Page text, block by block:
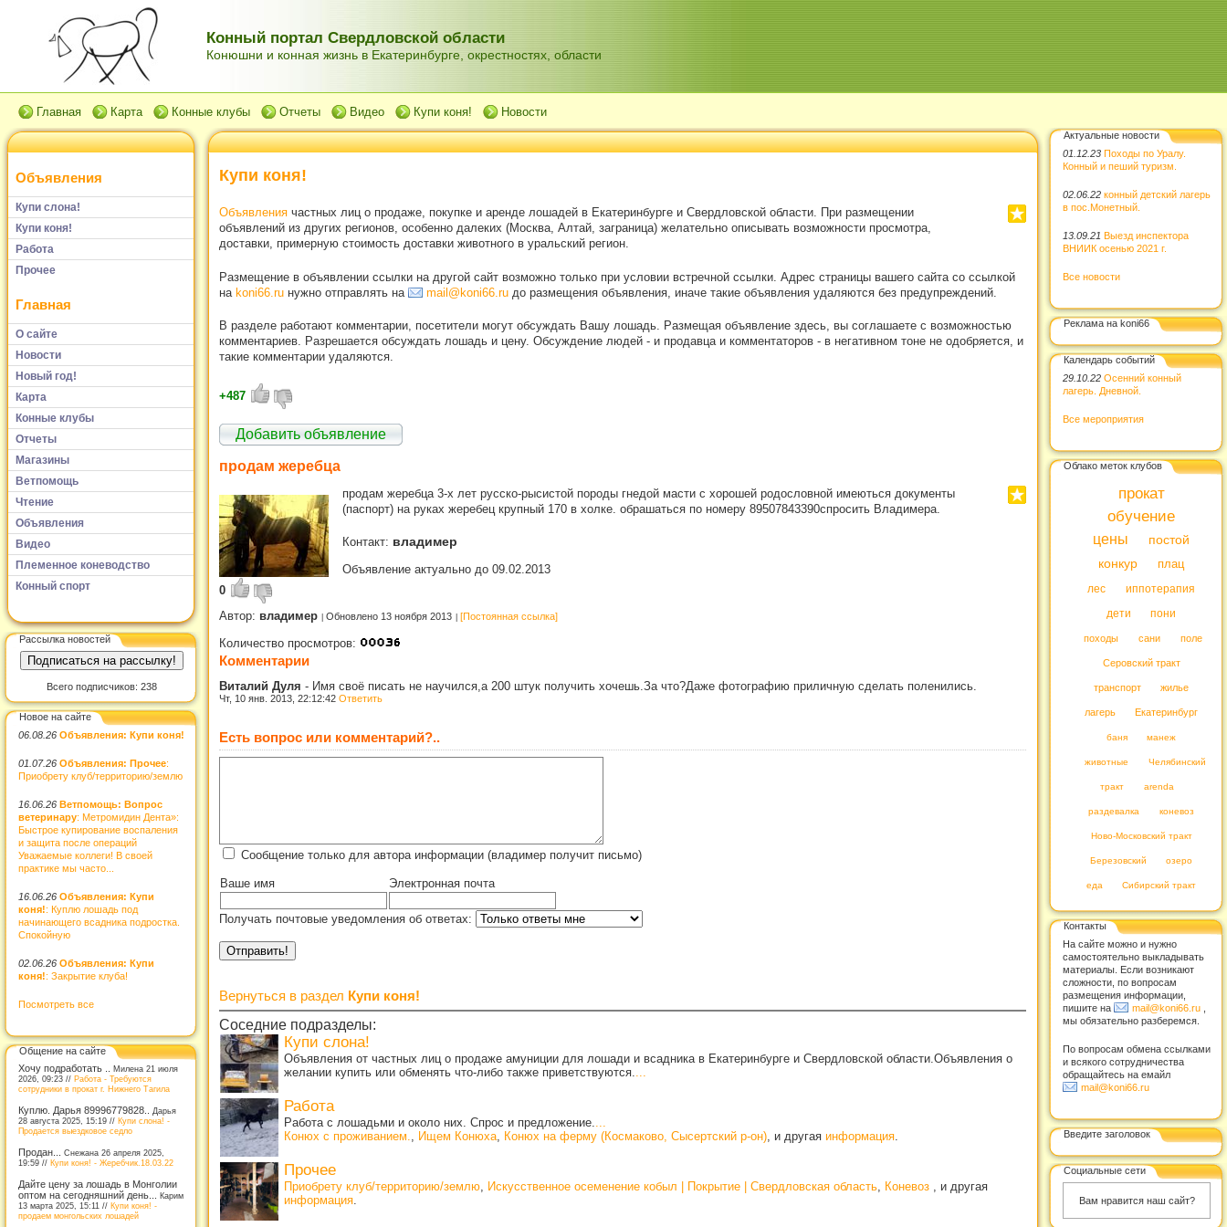
Конный портал Свердловской области
Конюшни и конная жизнь в Екатеринбурге, окрестностях, области
Главная Карта Конные клубы Отчеты Видео Купи коня! Новости
Объявления
Купи слона!
Купи коня!
Работа
Прочее
Главная
О сайте
Новости
Новый год!
Карта
Конные клубы
Отчеты
Магазины
Ветпомощь
Чтение
Объявления
Видео
Племенное коневодство
Конный спорт
Рассылка новостей
Всего подписчиков: 238
Новое на сайте
06.08.26 Объявления: Купи коня!
01.07.26 Объявления: Прочее:
Приобрету клуб/территорию/землю
16.06.26 Ветпомощь: Вопрос
ветеринару: Метромидин Дента»:
Быстрое купирование воспаления
и защита после операций
Уважаемые коллеги! В своей
практике мы часто...
16.06.26 Объявления: Купи
коня!: Куплю лошадь под
начинающего всадника подростка.
Спокойную
02.06.26 Объявления: Купи
коня!: Закрытие клуба!
Посмотреть все
Общение на сайте
Хочу подработать .. Милена 21 июля
2026, 09:23 // Работа - Требуются
сотрудники в прокат г. Нижнего Тагила
Куплю. Дарья 89996779828..
Дарья
28 августа 2025, 15:19 // Купи слона! -
Продается выездковое седло
Продан... Снежана 26 апреля 2025,
19:59 // Купи коня! - Жеребчик.18.03.22
Дайте цену за лошадь в Монголии
оптом на сегодняшний день... Карим
13 марта 2025, 15:11 // Купи коня! -
продаем монгольских лошадей
Купи коня!
Объявления частных лиц о продаже, покупке и аренде лошадей в Екатеринбурге и Свердловской области. При размещении
объявлений из других регионов, особенно далеких (Москва, Алтай, заграница) желательно описывать возможности просмотра,
доставки, примерную стоимость доставки животного в уральский регион.
Размещение в объявлении ссылки на другой сайт возможно только при условии встречной ссылки. Адрес страницы вашего сайта со ссылкой
на koni66.ru нужно отправлять на mail@koni66.ru до размещения объявления, иначе такие объявления удаляются без предупреждений.
В разделе работают комментарии, посетители могут обсуждать Вашу лошадь. Размещая объявление здесь, вы соглашаете с возможностью
комментариев. Разрешается обсуждать лошадь и цену. Обсуждение людей - и продавца и комментаторов - в негативном тоне не одобряется, и
такие комментарии удаляются.
+487
Добавить объявление
продам жеребца
продам жеребца 3-х лет русско-рысистой породы гнедой масти с хорошей родословной имеються документы
(паспорт) на руках жеребец крупный 170 в холке. обрашаться по номеру 89507843390спросить Владимера.
Контакт: владимер
Объявление актуально до 09.02.2013
0
Автор: владимер Обновлено 13 ноября 2013 [Постоянная ссылка]
Количество просмотров:
Комментарии
Виталий Дуля - Имя своё писать не научился,а 200 штук получить хочешь.За что?Даже фотографию приличную сделать поленились.
Чт, 10 янв. 2013, 22:12:42 Ответить
Есть вопрос или комментарий?..
Сообщение только для автора информации (владимер получит письмо)
Ваше имя Электронная почта
Получать почтовые уведомления об ответах:
Вернуться в раздел Купи коня!
Соседние подразделы:
Купи слона!
Объявления от частных лиц о продаже амуниции для лошади и всадника в Екатеринбурге и Свердловской области.Объявления о
желании купить или обменять что-либо также приветствуются....
Работа
Работа с лошадьми и около них. Спрос и предложение....
Конюх с проживанием., Ищем Конюха, Конюх на ферму (Космаково, Сысертский р-он), и другая информация.
Прочее
Приобрету клуб/территорию/землю, Искусственное осеменение кобыл | Покрытие | Свердловская область, Коневоз , и другая
информация.
Актуальные новости
01.12.23 Походы по Уралу.
Конный и пеший туризм.
02.06.22 конный детский лагерь
в пос.Монетный.
13.09.21 Выезд инспектора
ВНИИК осенью 2021 г.
Все новости
Реклама на koni66
Календарь событий
29.10.22 Осенний конный
лагерь. Дневной.
Все мероприятия
Облако меток клубов
прокат
обучение
цены
постой
конкур
плац
лес
иппотерапия
дети
пони
походы сани поле
Серовский тракт
транспорт жилье
лагерь Екатеринбург
баня манеж
животные Челябинский
тракт arenda
раздевалка коневоз
Ново-Московский тракт
Березовский озеро
еда Сибирский тракт
Контакты
На сайте можно и нужно
самостоятельно выкладывать
материалы. Если возникают
сложности, по вопросам
размещения информации,
пишите на
mail@koni66.ru
мы обязательно разберемся.
По вопросам обмена ссылками
и всякого сотрудничества
обращайтесь на емайл
mail@koni66.ru
Введите заголовок
Социальные сети
Вам нравится наш сайт?